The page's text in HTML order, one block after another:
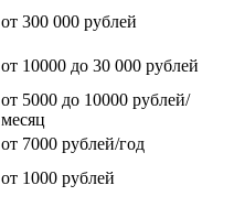
от 300 000 рублей
от 10000 до 30 000 рублей
от 5000 до 10000 рублей/
месяц
от 7000 рублей/год
от 1000 рублей